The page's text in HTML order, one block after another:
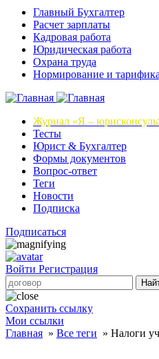
Главный Бухгалтер
Расчет зарплаты
Кадровая работа
Юридическая работа
Охрана труда
Нормирование и
Журнал «Я –
Тесты
Юрист & Бухгалтер
Формы документов
Вопрос-ответ
Теги
Новости
Подписка
Подписаться
Войти Регистрация
Сохранить ссылку
Мои ссылки
Главная » Все теги » Налоги